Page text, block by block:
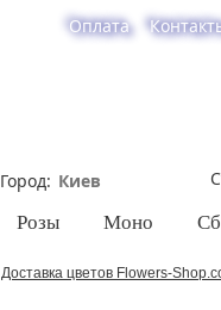
Оплата
Город
Розы Моно
Доставка цветов Flowers-